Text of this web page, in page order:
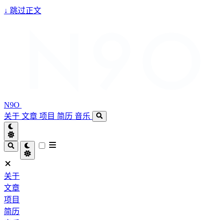
↓ 跳过正文
N9O
关于 文章 项目 简历 音乐
关于
文章
项目
简历